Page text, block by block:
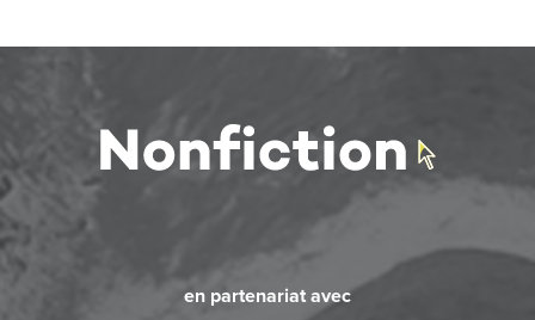
en partenariat avec